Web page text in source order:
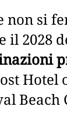
non si
il 2028
Hotel
Beach